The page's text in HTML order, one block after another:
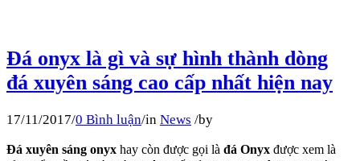
Đá onyx là gì và sự hình thành dòng
đá xuyên sáng cao cấp nhất hiện nay
17/11/2017/0 Bình luận/in News /by
Đá xuyên sáng onyx hay còn được gọi là đá Onyx được xem là